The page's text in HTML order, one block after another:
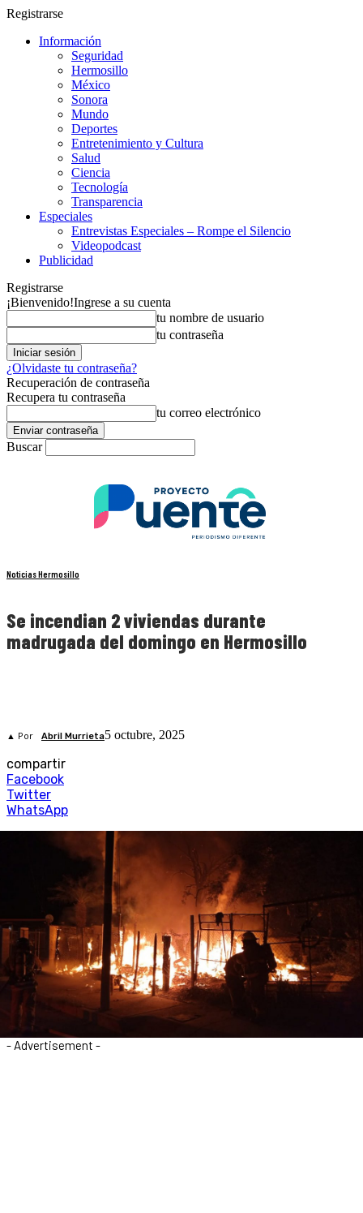
Registrarse
Información
Seguridad
Hermosillo
México
Sonora
Mundo
Deportes
Entretenimiento y Cultura
Salud
Ciencia
Tecnología
Transparencia
Especiales
Entrevistas Especiales – Rompe el Silencio
Videopodcast
Publicidad
Registrarse
¡Bienvenido!Ingrese a su cuenta
tu nombre de usuario
tu contraseña
¿Olvidaste tu contraseña?
Recuperación de contraseña
Recupera tu contraseña
tu correo electrónico
Buscar
Noticias Hermosillo
Se incendian 2 viviendas durante
madrugada del domingo en Hermosillo
▲ Por Abril Murrieta5 octubre, 2025
compartir
Facebook
Twitter
WhatsApp
- Advertisement -